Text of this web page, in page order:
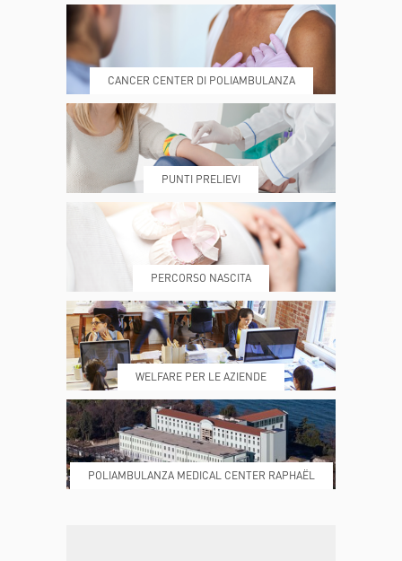
DOVE SIAMO ESAMI E VISITE
PRENOTA MY POLI
REFERTI REPARTI
DONA ORA MAGAZINE
CANCER CENTER DI POLIAMBULANZA
PUNTI PRELIEVI
PERCORSO NASCITA
WELFARE PER LE AZIENDE
POLIAMBULANZA MEDICAL CENTER RAPHAËL